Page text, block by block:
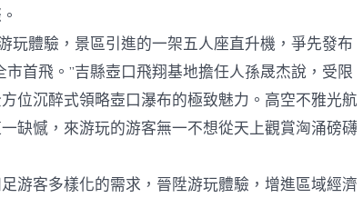
體驗，景區引進的一架五人座直升機，爭先發布
市首飛。”吉縣壺口飛翔基地擔任人孫晟杰說，受限
位沉醉式領略壺口瀑布的極致魅力。高空不雅光航
缺憾，來游玩的游客無一不想從天上觀賞洶涌磅礴
客多樣化的需求，晉陞游玩體驗，增進區域經濟